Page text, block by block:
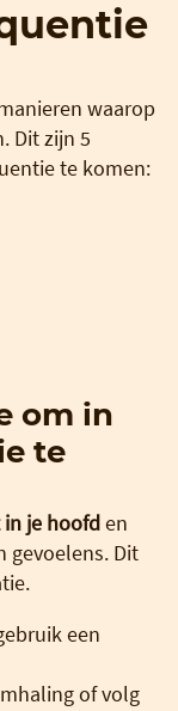
waarop
Dit zijn 5
te komen:
om in
te
in je hoofden
gevoelens. Dit
een
of volg